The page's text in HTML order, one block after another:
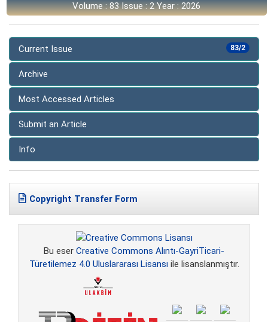
Volume : 83 Issue : 2 Year : 2026
83/2
Current Issue
Archive
Most Accessed Articles
Submit an Article
Info
Copyright Transfer Form
Bu eser Creative Commons Alıntı-GayriTicari-
Türetilemez 4.0 Uluslararası Lisansı ile lisanslanmıştır.